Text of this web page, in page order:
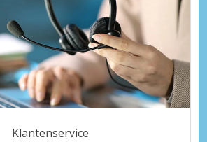
Klantenservice